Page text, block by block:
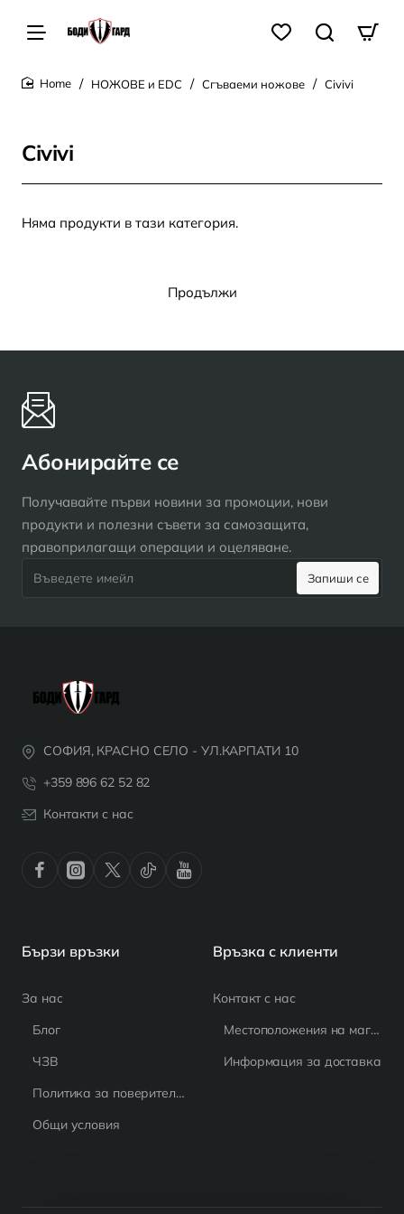
НОЖОВЕ и EDC Сгъваеми ножове Civivi
Civivi
Няма продукти в тази категория.
Продължи
Абонирайте се
Получавайте първи новини за промоции, нови
продукти и полезни съвети за самозащита,
правоприлагащи операции и оцеляване.
имейл
Запиши се
СОФИЯ, КРАСНО СЕЛО - УЛ.КАРПАТИ 10
+359 896 62 52 82
Контакти с нас
Бързи връзки
За нас
Блог
ЧЗВ
Политика за поверителност
Общи условия
Връзка с клиенти
Контакт с нас
Местоположения на магазина
Информация за доставка